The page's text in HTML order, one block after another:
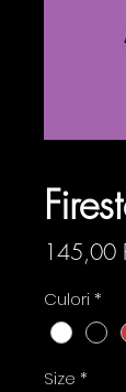
145,00
Culori *
Size *